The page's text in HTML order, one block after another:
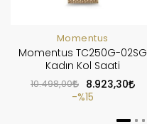
Momentus
Momentus TC250G-02SG
Kadın Kol Saati
10.498,00
8.923,30
%15